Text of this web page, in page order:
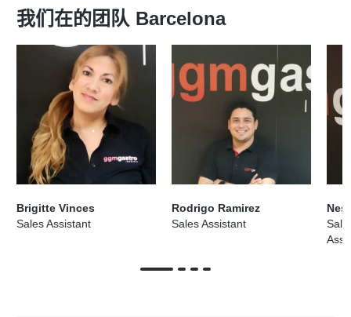
我们在的团队 Barcelona
Brigitte Vinces
Sales Assistant
Rodrigo Ramirez
Sales Assistant